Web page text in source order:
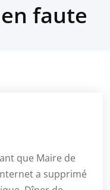
faute
que Maire de
a supprimé